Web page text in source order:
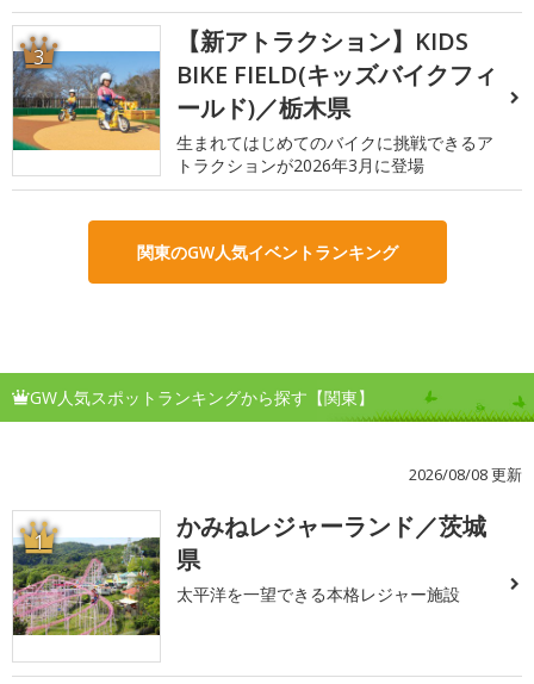
3
【新アトラクション】KIDS
BIKE FIELD(キッズバイクフィ
ールド)／栃木県
生まれてはじめてのバイクに挑戦できるア
トラクションが2026年3月に登場
関東のGW人気イベントランキング
GW人気スポットランキングから探す【関東】
2026/08/08 更新
1
かみねレジャーランド／茨城
県
太平洋を一望できる本格レジャー施設